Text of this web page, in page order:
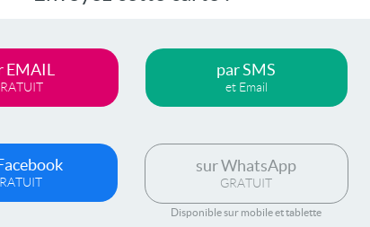
EMAIL par SMS
et Email
sur WhatsApp
GRATUIT
Disponible sur mobile et tablette